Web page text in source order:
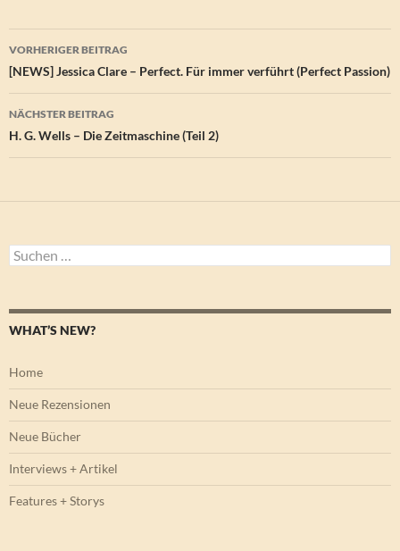
Beitragsnavigation
VORHERIGER BEITRAG
[NEWS] Jessica Clare – Perfect. Für immer verführt (Perfect Passion)
NÄCHSTER BEITRAG
H. G. Wells – Die Zeitmaschine (Teil 2)
Suchen
nach:
WHAT’S NEW?
Home
Neue Rezensionen
Neue Bücher
Interviews + Artikel
Features + Storys